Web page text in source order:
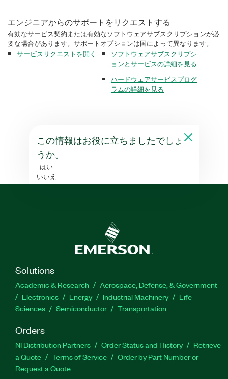
エンジニアからのサポートをリクエストする
有効なサービス契約または有効なソフトウェアサブスクリプションが必
要な場合があります。サポートオプションは国によって異なります。
サービスリクエストを開く
ソフトウェアサブスクリプシ
ョンとサービスの詳細を見る
ハードウェアサービスプログ
ラムの詳細を見る
この情報はお役に立ちましたでしょ
うか。
はい
いいえ
Solutions
Academic & Research
Aerospace, Defense, & Government
Electronics
Energy Industrial Machinery
Life
Sciences
Semiconductor Transportation
Orders
NI Distribution Partners Order Status and History
Retrieve
a Quote
Terms of Service
Order by Part Number or
Request a Quote